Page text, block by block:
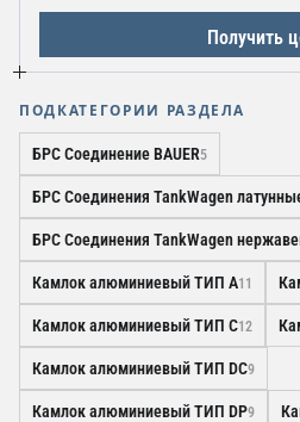
Получить
ПОДКАТЕГОРИИ РАЗДЕЛА
БРС Соединение BAUER5
БРС Соединения TankWagen
БРС Соединения TankWagen
Камлок алюминиевый ТИП A11
Камлок алюминиевый ТИП C12
Камлок алюминиевый ТИП DC9
Камлок алюминиевый ТИП DP9